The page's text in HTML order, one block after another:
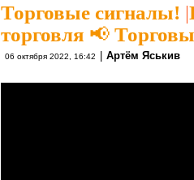
Торговые сигналы! |
торговля 📢
06 октября 2022, 16:42 Артём Яськив